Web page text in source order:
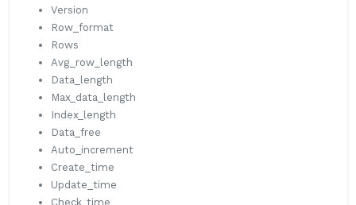
Version
Row_format
Rows
Avg_row_length
Data_length
Max_data_length
Index_length
Data_free
Auto_increment
Create_time
Update_time
Check_time